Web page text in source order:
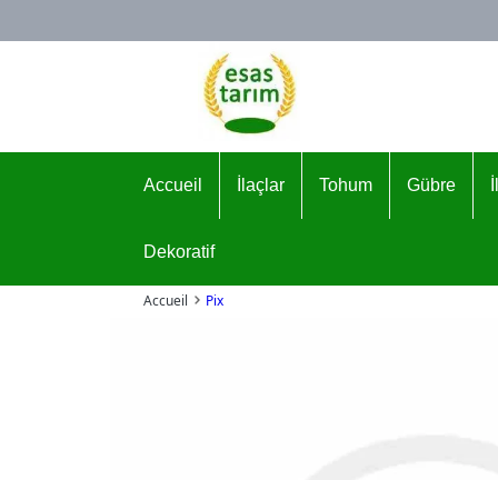
Logo
Accueil İlaçlar Tohum Gübre
Dekoratif
Accueil Pix